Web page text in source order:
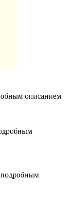
описанием